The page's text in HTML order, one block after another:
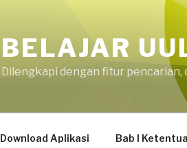
BELAJAR
Dilengkapi dengan fitur
Download Aplikasi Bab I